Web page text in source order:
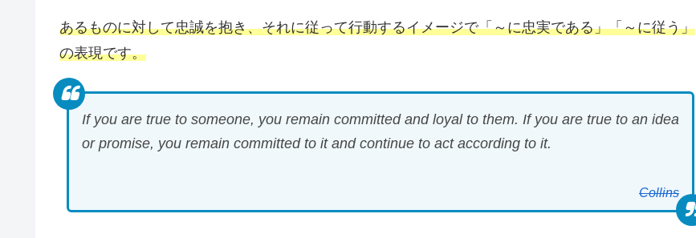
あるものに対して忠誠を抱き、それに従って行動するイメージで「～に忠実である」「～に従う」
の表現です。
If you are true to someone, you remain committed and loyal to them. If you are true to an idea
or promise, you remain committed to it and continue to act according to it.
Collins